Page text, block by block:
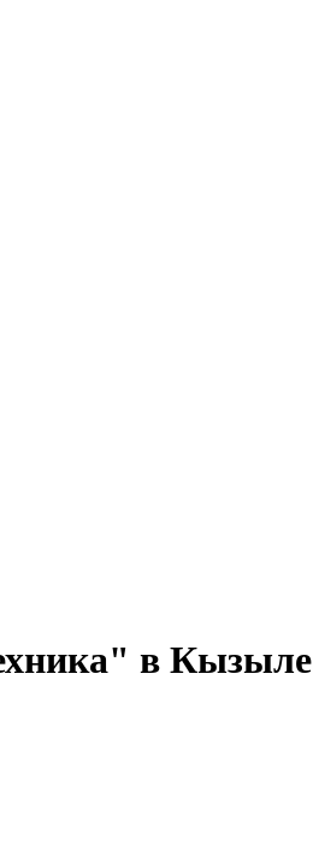
в Кызыле